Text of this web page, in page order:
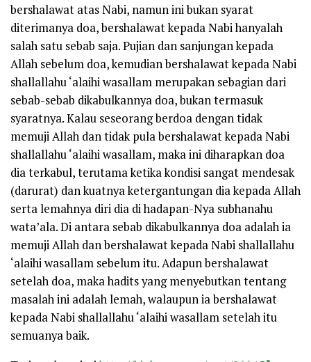
bershalawat atas Nabi, namun ini bukan syarat
diterimanya doa, bershalawat kepada Nabi hanyalah
salah satu sebab saja. Pujian dan sanjungan kepada
Allah sebelum doa, kemudian bershalawat kepada Nabi
shallallahu ‘alaihi wasallam merupakan sebagian dari
sebab-sebab dikabulkannya doa, bukan termasuk
syaratnya. Kalau seseorang berdoa dengan tidak
memuji Allah dan tidak pula bershalawat kepada Nabi
shallallahu ‘alaihi wasallam, maka ini diharapkan doa
dia terkabul, terutama ketika kondisi sangat mendesak
(darurat) dan kuatnya ketergantungan dia kepada Allah
serta lemahnya diri dia di hadapan-Nya subhanahu
wata’ala. Di antara sebab dikabulkannya doa adalah ia
memuji Allah dan bershalawat kepada Nabi shallallahu
‘alaihi wasallam sebelum itu. Adapun bershalawat
setelah doa, maka hadits yang menyebutkan tentang
masalah ini adalah lemah, walaupun ia bershalawat
kepada Nabi shallallahu ‘alaihi wasallam setelah itu
semuanya baik.